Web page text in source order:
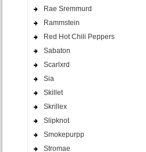
Rae Sremmurd
Rammstein
Red Hot Chili Peppers
Sabaton
Scarlxrd
Sia
Skillet
Skrillex
Slipknot
Smokepurpp
Stromae